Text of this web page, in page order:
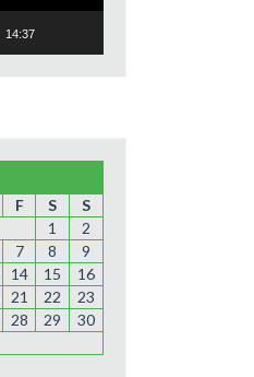
14:37
F S
S
1
2
7 8
9
14 15
16
21 22
23
28 29
30